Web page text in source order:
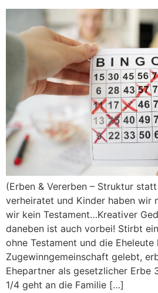
(Erben & Vererben – Struktur
verheiratet und Kinder haben wir
wir kein Testament…Kreativer
daneben ist auch vorbei! Stirbt
ohne Testament und die Eheleute
Zugewinngemeinschaft gelebt,
Ehepartner als gesetzlicher Erbe
1/4 geht an die Familie […]